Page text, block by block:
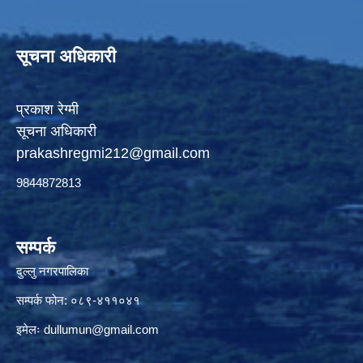
सूचना अधिकारी
प्रकाश रेग्मी
सूचना अधिकारी
prakashregmi212@gmail.com
9844872813
सम्पर्क
दुल्लु नगरपालिका
सम्पर्क फोन: ०८९-४११०४१
इमेलःdullumun@gmail.com